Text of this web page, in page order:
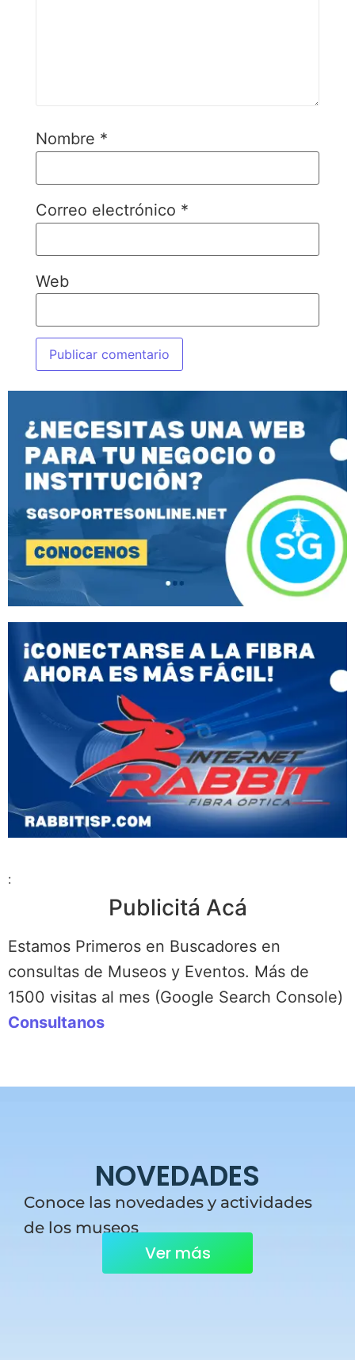
Nombre *
Correo electrónico *
Web
:
Publicitá Acá
Estamos Primeros en Buscadores en
consultas de Museos y Eventos. Más de
1500 visitas al mes (Google Search Console)
Consultanos
NOVEDADES
Conoce las novedades y actividades
de los museos
Ver más